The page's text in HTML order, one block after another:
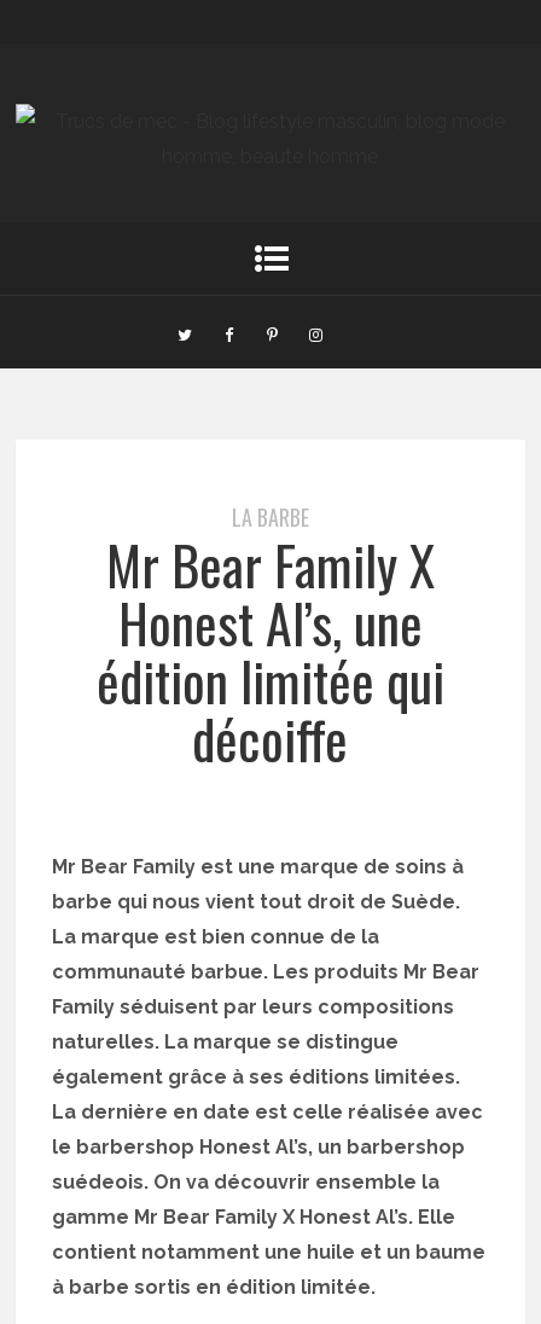
LA BARBE
Mr Bear Family X
Honest Al’s, une
édition limitée qui
décoiffe
Mr Bear Family est une marque de soins à
barbe qui nous vient tout droit de Suède.
La marque est bien connue de la
communauté barbue. Les produits Mr Bear
Family séduisent par leurs compositions
naturelles. La marque se distingue
également grâce à ses éditions limitées.
La dernière en date est celle réalisée avec
le barbershop Honest Al’s, un barbershop
suédeois. On va découvrir ensemble la
gamme Mr Bear Family X Honest Al’s. Elle
contient notamment une huile et un baume
à barbe sortis en édition limitée.